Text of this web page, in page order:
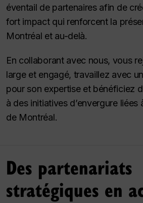
éventail de partenaires afin de
fort impact qui renforcent la
Montréal et au-delà.
En collaborant avec nous, vous
large et engagé, travaillez avec
pour son expertise et bénéficiez
à des initiatives d’envergure liées
de Montréal.
Des partenariats
stratégiques en